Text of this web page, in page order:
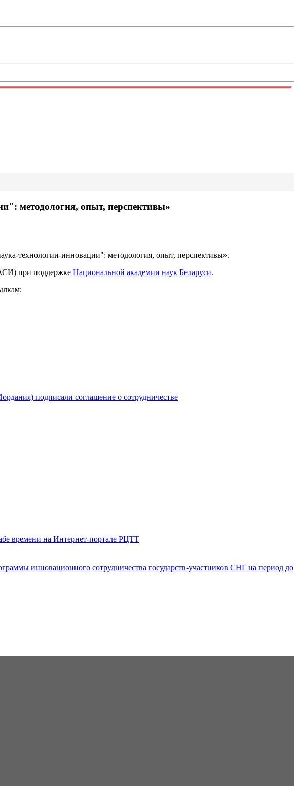
методология, опыт, перспективы»
технологии-инновации": методология, опыт, перспективы».
при поддержке Национальной академии наук Беларуси.
подписали соглашение о сотрудничестве
времени на Интернет-портале РЦТТ
инновационного сотрудничества государств-участников СНГ на период до